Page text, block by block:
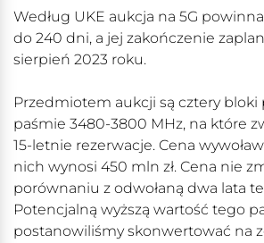
Według UKE aukcja na 5G
do 240 dni, a jej zakończenie
sierpień 2023 roku.
Przedmiotem aukcji są cztery bloki
paśmie 3480-3800 MHz, na które
15-letnie rezerwacje. Cena
nich wynosi 450 mln zł. Cena nie
porównaniu z odwołaną dwa lata
Potencjalną wyższą wartość tego
postanowiliśmy skonwertować na